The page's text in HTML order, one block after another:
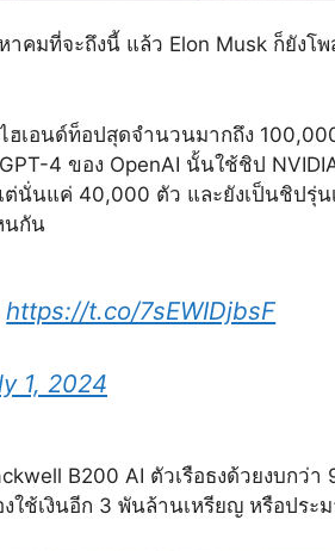
คมที่จะถึงนี้ แล้ว Elon Musk ก็ยังโ
ฮเอนด์ท็อปสุดจำนวนมากถึง
4 ของ OpenAI นั้นใช้ชิป
นแค่ 40,000 ตัว และยังเป็นชิปรุ่น
นกัน
https://t.co/7sEWIDjbsF
1, 2024
B200 AI ตัวเรือธงด้วยงบก
ใช้เงินอีก 3 พันล้านเหรียญ หรือปร